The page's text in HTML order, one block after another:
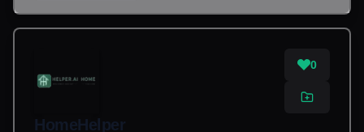
0
HomeHelper